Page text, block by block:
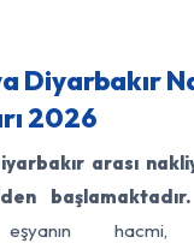
Diyarbakır
2026
arası
başlamaktadır.
eşyanın hacmi,